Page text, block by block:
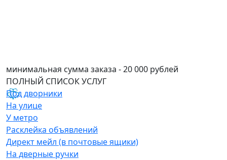
минимальная сумма заказа - 20 000 рублей
ПОЛНЫЙ СПИСОКУСЛУГ
Под дворники
На улице
У метро
Расклейка объявлений
Директ мейл (в почтовые ящики)
На дверные ручки